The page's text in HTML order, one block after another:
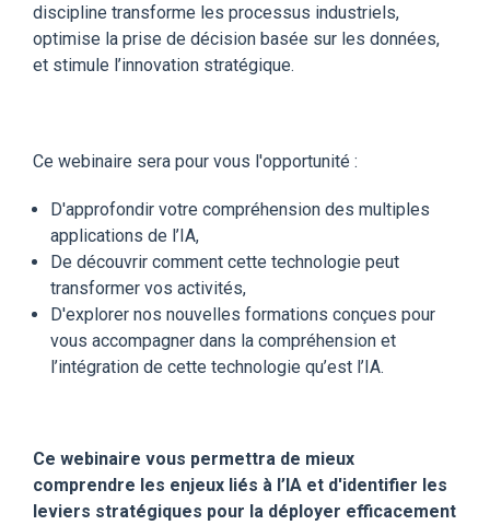
discipline transforme les processus industriels,
optimise la prise de décision basée sur les données,
et stimule l’innovation stratégique.
Ce webinaire sera pour vous l'opportunité :
D'approfondir votre compréhension des multiples
applications de l’IA,
De découvrir comment cette technologie peut
transformer vos activités,
D'explorer nos nouvelles formations conçues pour
vous accompagner dans la compréhension et
l’intégration de cette technologie qu’est l’IA.
Ce webinaire vous permettra de mieux
comprendre les enjeux liés à l’IA et d'identifier les
leviers stratégiques pour la déployer efficacement